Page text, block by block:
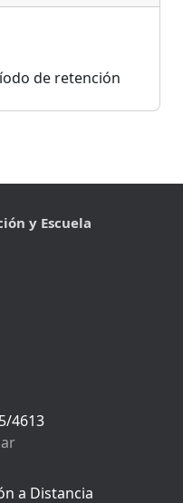
de retención
y Escuela
4613